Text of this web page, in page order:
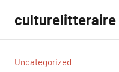
contenu
culturelitteraire
Uncategorized